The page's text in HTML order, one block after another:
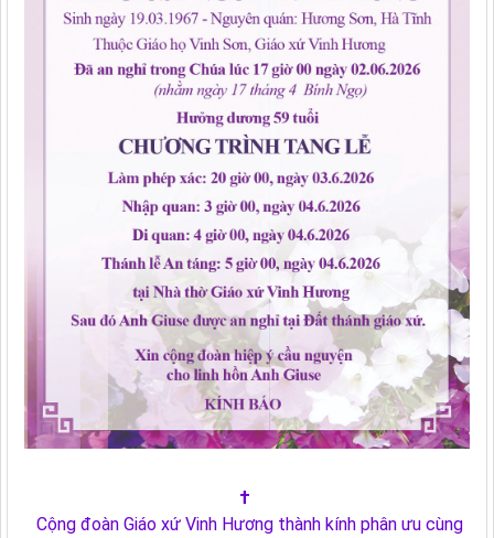
†
Cộng đoàn Giáo xứ Vinh Hương thành kính phân ưu cùng